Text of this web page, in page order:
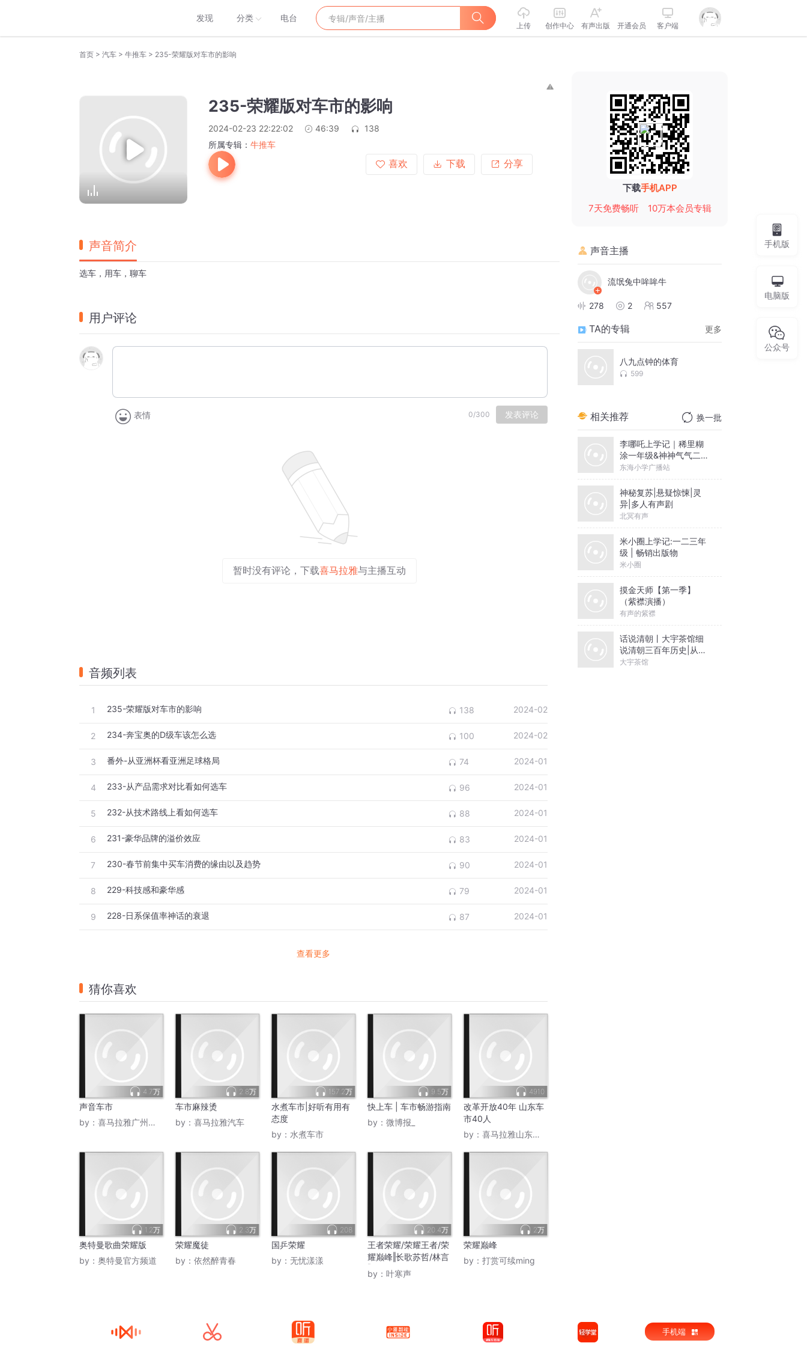
发现 分类 电台
上传 创作中心 有声出版 开通会员 客户端
首页 > 汽车 > 牛推车 > 235-荣耀版对车市的影响
235-荣耀版对车市的影响
2024-02-23 22:22:02 46:39
138
所属专辑： 牛推车
喜欢
下载 分享
声音简介
选车，用车，聊车
用户评论
表情 0/300 发表评论
暂时没有评论，下载喜马拉雅与主播互动
音频列表
1 235-荣耀版对车市的影响 138 2024-02
2 234-奔宝奥的D级车该怎么选 100 2024-02
3 番外-从亚洲杯看亚洲足球格局 74 2024-01
4 233-从产品需求对比看如何选车 96 2024-01
5 232-从技术路线上看如何选车 88 2024-01
6 231-豪华品牌的溢价效应 83 2024-01
7 230-春节前集中买车消费的缘由以及趋势 90 2024-01
8 229-科技感和豪华感 79 2024-01
9 228-日系保值率神话的衰退 87 2024-01
查看更多
猜你喜欢
4.7万
声音车市
by： 喜马拉雅广州营销商
2.8万
车市麻辣烫
by： 喜马拉雅汽车
157.2万
水煮车市|好听有用有
态度
by： 水煮车市
9.5万
快上车 | 车市畅游指南
by： 微博报_
4910
改革开放40年 山东车
市40人
by： 喜马拉雅山东官方账号
1.2万
奥特曼歌曲荣耀版
by： 奥特曼官方频道
2.3万
荣耀魔徒
by： 依然醉青春
208
国乒荣耀
by： 无忧漾漾
20.4万
王者荣耀/荣耀王者/荣
耀巅峰‖长歌苏哲/林言
‖免费
by： 叶寒声
2万
荣耀巅峰
by： 打赏可续ming
下载手机APP
7天免费畅听
10万本会员专辑
声音主播
流氓兔中哞哞牛
278 2 557
TA的专辑 更多
八九点钟的体育
599
相关推荐 换一批
李哪吒上学记｜稀里糊
涂一年级&神神气气二年
级
东海小学广播站
神秘复苏|悬疑惊悚|灵
异|多人有声剧
北冥有声
米小圈上学记:一二三年
级 | 畅销出版物
米小圈
摸金天师【第一季】
（紫襟演播）
有声的紫襟
话说清朝丨大宇茶馆细
说清朝三百年历史|从努
尔哈赤到末代皇帝溥仪|
大宇茶馆
手机版
电脑版
公众号
手机端